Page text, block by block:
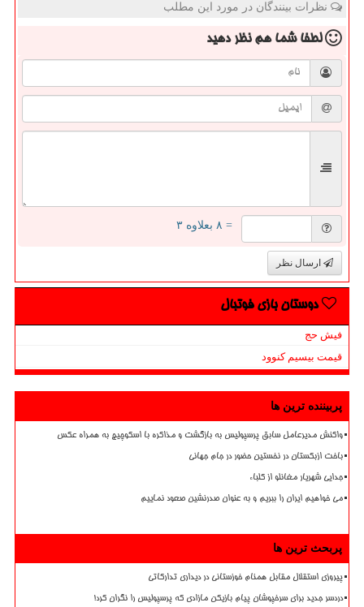
نظرات بینندگان در مورد این مطلب
لطفا شما همنظر دهید
= ۸ بعلاوه ۳
ارسال نظر
دوستان بازی فوتبال
فیش حج
قیمت بیسیم کنوود
پربیننده ترین ها
واکنش مدیرعامل سابق پرسپولیس به بازگشت و مذاکره با اسکوچیچ به همراه عکس
باخت ازبکستان در نخستین حضور در جام جهانی
جدایی شهریار مغانلو از کلباء
می خواهیم ایران را ببریم و به عنوان صدرنشین صعود نماییم
پربحث ترین ها
پیروزی استقلال مقابل همنام خوزستانی در دیداری تدارکاتی
دردسر جدید برای سرخپوشان پیام بازیکن مازادی که پرسپولیس را نگران کرد!